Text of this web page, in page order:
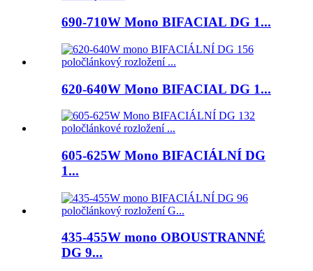
690-710W Mono BIFACIAL DG 1...
620-640W Mono BIFACIAL DG 1...
605-625W Mono BIFACIÁLNÍ DG
1...
435-455W mono OBOUSTRANNÉ
DG 9...